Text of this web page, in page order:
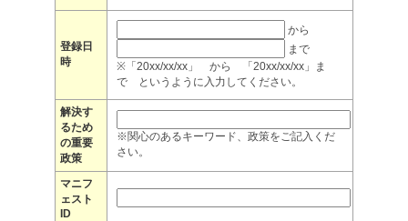
登録日
時
から
まで
※「20xx/xx/xx」 から 「20xx/xx/xx」ま
で というように入力してください。
解決す
るため
の重要
政策
※関心のあるキーワード、政策をご記入くだ
さい。
マニフ
ェスト
ID